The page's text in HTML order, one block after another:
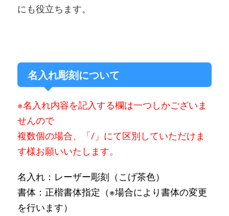
にも役立ちます。
名入れ彫刻について
※名入れ内容を記入する欄は一つしかございま
せんので
複数個の場合、「/」にて区別していただけま
す様お願いいたします。
名入れ：レーザー彫刻 （こげ茶色）
書体：正楷書体指定（※場合により書体の変更
を行います）